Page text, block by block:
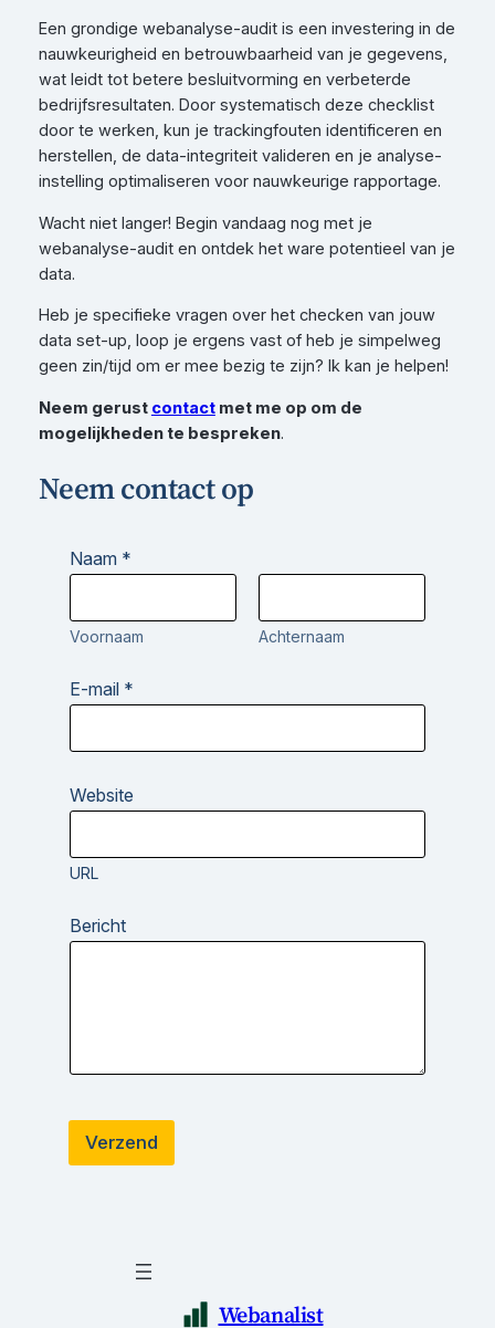
Een grondige webanalyse-audit is een investering in de
nauwkeurigheid en betrouwbaarheid van je gegevens,
wat leidt tot betere besluitvorming en verbeterde
bedrijfsresultaten. Door systematisch deze checklist
door te werken, kun je trackingfouten identificeren en
herstellen, de data-integriteit valideren en je analyse-
instelling optimaliseren voor nauwkeurige rapportage.
Wacht niet langer! Begin vandaag nog met je
webanalyse-audit en ontdek het ware potentieel van je
data.
Heb je specifieke vragen over het checken van jouw
data set-up, loop je ergens vast of heb je simpelweg
geen zin/tijd om er mee bezig te zijn? Ik kan je helpen!
Neem gerust contactmet me op om de
mogelijkheden te bespreken.
Neem contact op
E
-
a
N
a
m
Naam *
Voornaam Achternaam
E-mail *
Website
URL
Bericht
Verzend
Webanalist